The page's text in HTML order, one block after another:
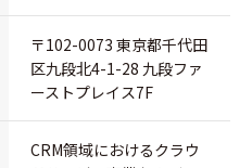
〒102-0073 東京都千代田
区九段北4-1-28 九段ファ
ーストプレイス7F
CRM領域におけるクラウ